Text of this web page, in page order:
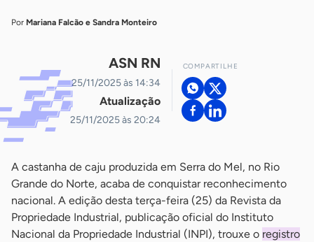
Por Mariana Falcão e Sandra Monteiro
ASN RN
25/11/2025 às 14:34
Atualização
25/11/2025 às 20:24
COMPARTILHE
A castanha de caju produzida em Serra do Mel, no Rio
Grande do Norte, acaba de conquistar reconhecimento
nacional. A edição desta terça-feira (25) da Revista da
Propriedade Industrial, publicação oficial do Instituto
Nacional da Propriedade Industrial (INPI), trouxe o registro